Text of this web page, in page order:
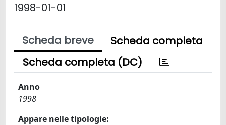
1998-01-01
Scheda breve
Scheda completa
Scheda completa (DC)
Anno
1998
Appare nelle tipologie: